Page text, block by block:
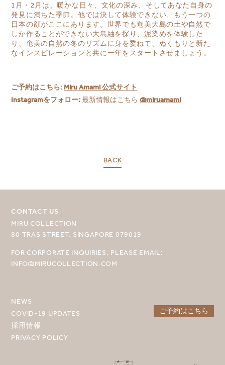
ご予約はこちら
MIRU NOZOMI
1月・2月は、暖かな日々、文化の深み、そしてあなた自身の
発見に満ちた季節。他では決して体験できない、もう一つの
日本の顔がここにあります。世界でも奄美大島の土や自然で
しか作ることができない大島紬を探り、泥染めを体験した
り、奄美の自然の冬のリズムに身を委ねて、ぬくもりと新た
なインスピレーションと共に一年をスタートさせましょう。
ご予約はこちら:Miru Amami 公式サイト
Instagramをフォロー: 最新情報はこちら@miruamami
BACK
CONTACT US
MIRU COLLECTION
80 TRAS STREET, SINGAPORE 079019
FOR CORPORATE INQUIRIES, PLEASE EMAIL:
INFO@MIRUCOLLECTION.COM
NEWS
COVID-19 UPDATES
採用情報
PRIVACY POLICY